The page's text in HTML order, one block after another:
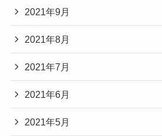
2021年9月
2021年8月
2021年7月
2021年6月
2021年5月